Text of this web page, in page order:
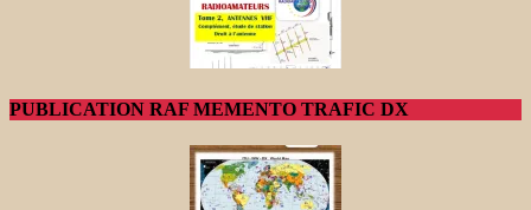
PUBLICATION RAF MEMENTO TRAFIC DX